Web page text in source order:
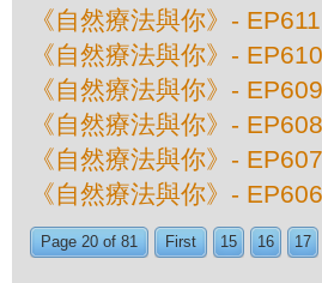
《自然療法與你》-
《自然療法與你》-
《自然療法與你》-
《自然療法與你》-
《自然療法與你》-
《自然療法與你》-
Page 20 of 81 First 15 16 17